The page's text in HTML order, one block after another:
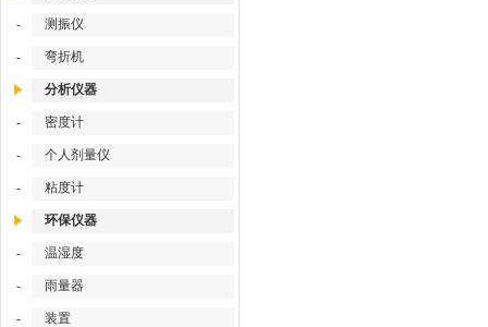
- 测振仪
- 弯折机
分析仪器
- 密度计
- 个人剂量仪
- 粘度计
环保仪器
- 温湿度
- 雨量器
- 装置